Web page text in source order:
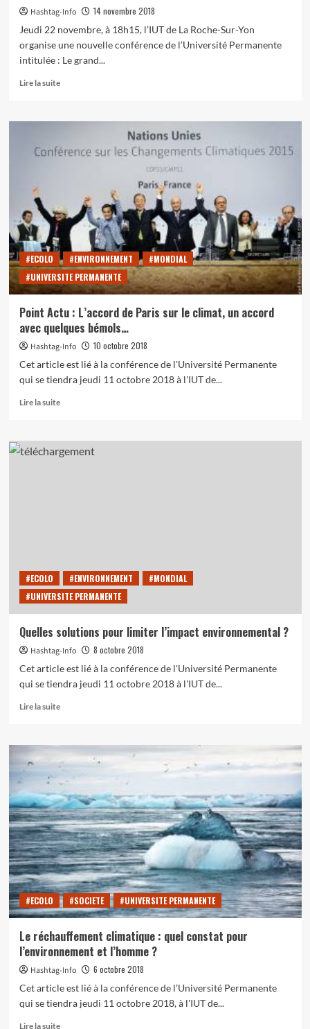
Hashtag-Info
14 novembre 2018
Jeudi 22 novembre, à 18h15, l’IUT de La Roche-Sur-Yon
organise une nouvelle conférence de l’Université Permanente
intitulée : Le grand...
Lire la suiteEn
sur
novembre
–
l’Université
permanente
:
«
Le
grand
poète
espagnol
García
Lorca
»
#ECOLO #ENVIRONNEMENT
#MONDIAL
#UNIVERSITE PERMANENTE
Point Actu : L’accord de Paris sur le climat, un accord
avec quelques bémols…
Hashtag-Info
10 octobre 2018
Cet article est lié à la conférence de l'Université Permanente
qui se tiendra jeudi 11 octobre 2018 à l'IUT de...
Lire la suiteEn
sur
Point
un
accord
avec
#ECOLO #ENVIRONNEMENT
#MONDIAL
#UNIVERSITE PERMANENTE
Quelles solutions pour limiter l’impact environnemental ?
Hashtag-Info
8 octobre 2018
Cet article est lié à la conférence de l'Université Permanente
qui se tiendra jeudi 11 octobre 2018 à l'IUT de...
Lire la suiteEn
sur
Quelles
solutions
pour
limiter
l’impact
environnemental
?
#ECOLO #SOCIETE #UNIVERSITE PERMANENTE
Le réchauffement climatique : quel constat pour
l’environnement et l’homme ?
Hashtag-Info
6 octobre 2018
Cet article est lié à la conférence de l’Université Permanente
qui se tiendra jeudi 11 octobre 2018, à l'IUT de...
Lire la suiteEn